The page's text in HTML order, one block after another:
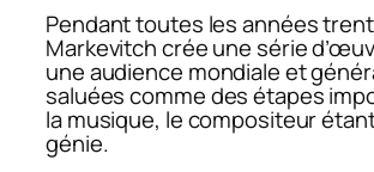
Pendant toutes les années
Markevitch crée une série
une audience mondiale et
saluées comme des étapes
la musique, le compositeur
génie.